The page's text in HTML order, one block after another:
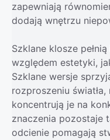
zapewniają
dodają wnętrzu
Szklane klosze
względem estetyki,
Szklane wersje
rozproszeniu
koncentrują je na
znaczenia pozostaje
odcienie pomagają